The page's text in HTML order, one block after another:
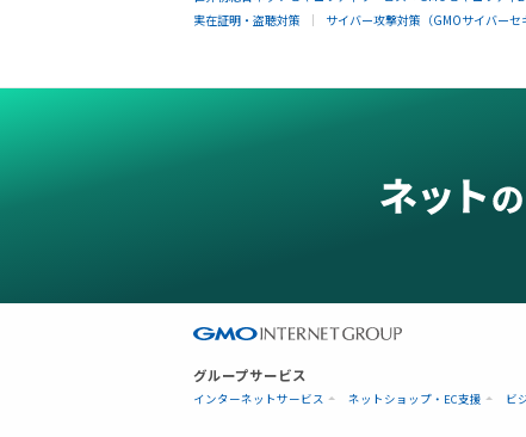
実在証明・盗聴対策
サイバー攻撃対策（GMOサイバーセ
グループサービス
インターネットサービス ネットショップ・EC支援 ビ